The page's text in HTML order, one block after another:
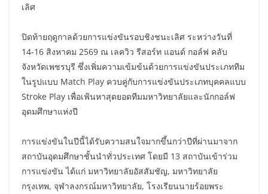
เลิศ
ปิดท้ายฤดูกาลด้วยการแข่งขันรอบชิงชนะเลิศ ระหว่างวันที่
14-16 สิงหาคม 2569 ณ เลควิว รีสอร์ท แอนด์ กอล์ฟ คลับ
จังหวัดเพชรบุรี ซึ่งเพิ่มความเข้มข้นด้วยการแข่งขันประเภททีม
ในรูปแบบ Match Play ควบคู่กับการแข่งขันประเภทบุคคลแบบ
Stroke Play เพื่อเฟ้นหาสุดยอดทีมมหาวิทยาลัยและนักกอล์ฟ
อุดมศึกษาแห่งปี
การแข่งขันในปีนี้ได้รับความสนใจมากขึ้นกว่าปีที่ผ่านมาจาก
สถาบันอุดมศึกษาชั้นนำทั่วประเทศ โดยมี 13 สถาบันเข้าร่วม
การแข่งขัน ได้แก่ มหาวิทยาลัยอัสสัมชัญ, มหาวิทยาลัย
กรุงเทพ, จุฬาลงกรณ์มหาวิทยาลัย, โรงเรียนนายร้อยพระ